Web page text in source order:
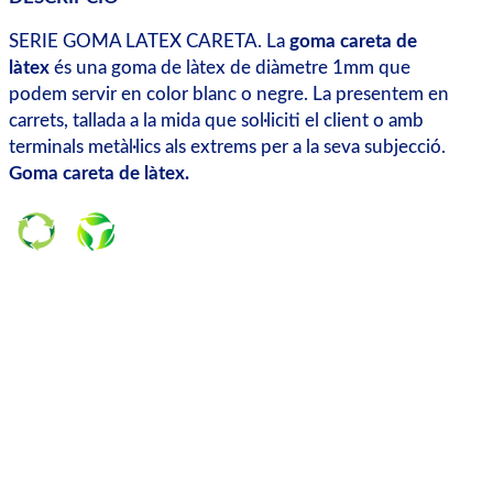
SERIE GOMA LATEX CARETA. La goma careta de
làtexés una goma de làtex de diàmetre 1mm que
podem servir en color blanc o negre. La presentem en
carrets, tallada a la mida que sol·liciti el client o amb
terminals metàl·lics als extrems per a la seva subjecció.
Goma careta de làtex.